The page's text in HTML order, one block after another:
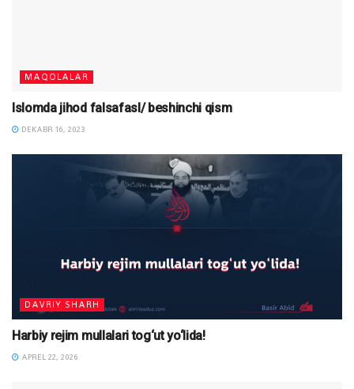
MAQOLALAR
Islomda jihod falsafasI/ beshinchi qism
DEKABR 16, 2023
DAVRIY SHARH
Harbiy rejim mullalari tog‘ut yo‘lida!
APREL 22, 2026